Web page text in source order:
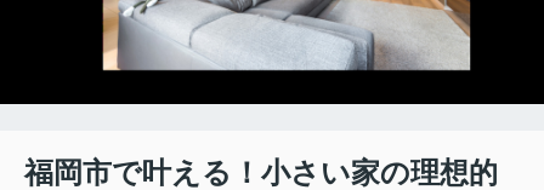
福岡市で叶える！小さい家の理想的